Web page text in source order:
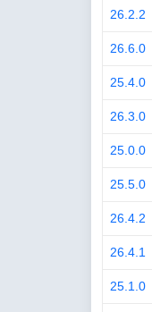
26.2.2
26.6.0
25.4.0
26.3.0
25.0.0
25.5.0
26.4.2
26.4.1
25.1.0